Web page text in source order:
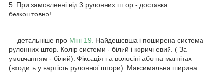
5. При замовленні від 3 рулонних штор - доставка
безкоштовно!
― детальніше про Міні 19. Найдешевша і поширена система
рулонних штор. Колір системи - білий і коричневий. ( За
умовчанням - білий). Фіксація на волосіні або на магнітах
(входить у вартість рулонної штори). Максимальна ширина